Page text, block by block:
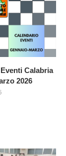
Calabria
2026